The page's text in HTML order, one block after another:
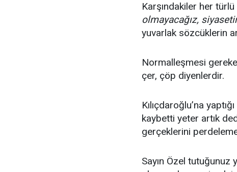
Karşındakiler her
olmayacağız,
yuvarlak sözcüklerin
Normalleşmesi
çer, çöp diyenlerdir.
Kılıçdaroğlu’na
kaybetti yeter artık
gerçeklerini
Sayın Özel tutuğunuz